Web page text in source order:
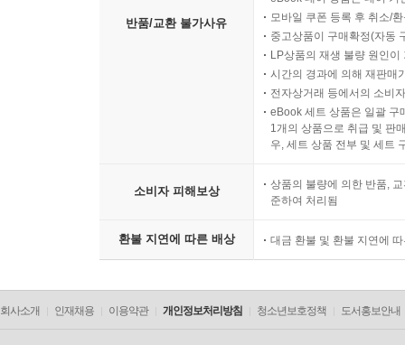
반품/교환 불가사유
모바일 쿠폰 등록 후 취소/
중고상품이 구매확정(자동
LP상품의 재생 불량 원인
시간의 경과에 의해 재판매
전자상거래 등에서의 소비
eBook 세트 상품은 일괄 구
1개의 상품으로 취급 및 판
우, 세트 상품 전부 및 세트
소비자 피해보상
상품의 불량에 의한 반품,
준하여 처리됨
환불 지연에 따른 배상 대금 환불 및 환불 지연에
회사소개 인재채용 이용약관 개인정보처리방침 청소년보호정책 도서홍보안내